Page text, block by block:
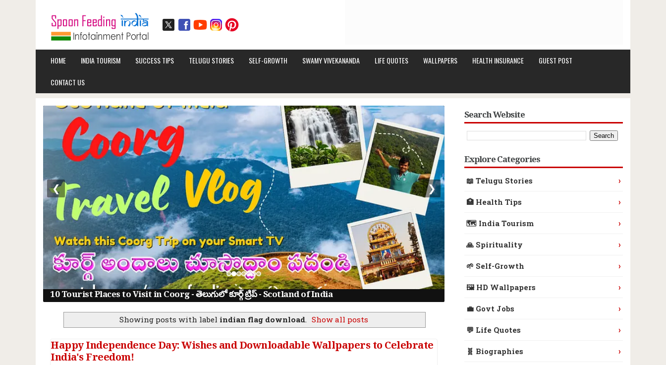
HOME INDIA TOURISM SUCCESS TIPS TELUGU STORIES SELF-GROWTH SWAMY VIVEKANANDA LIFE QUOTES WALLPAPERS HEALTH INSURANCE GUEST POST
CONTACT US
10 Tourist Places to Visit in Coorg - తెలుగులో కూర్గ్ ట్రిప్ - Scotland of India
❮ ❯
Showing posts with label indian flag download. Show all posts
Happy Independence Day: Wishes and Downloadable Wallpapers to Celebrate
India's Freedom!
Search Website
Explore Categories
📖 Telugu Stories ›
🏥 Health Tips ›
🗺️ India Tourism ›
🙏 Spirituality ›
🌱 Self-Growth ›
🖼️ HD Wallpapers ›
💼 Govt Jobs ›
💬 Life Quotes ›
🧬 Biographies ›